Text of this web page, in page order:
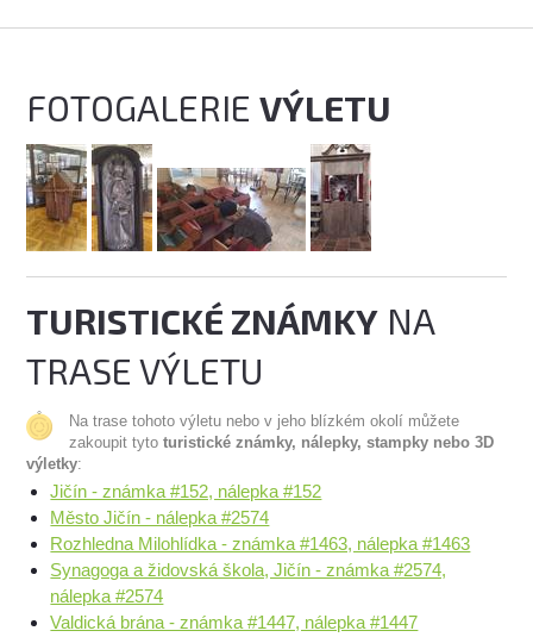
FOTOGALERIEVÝLETU
TURISTICKÉ ZNÁMKY NA
TRASE VÝLETU
Na trase tohoto výletu nebo v jeho blízkém okolí můžete
zakoupit tytoturistické známky, nálepky, stampky nebo 3D
výletky:
Jičín - známka #152, nálepka #152
Město Jičín - nálepka #2574
Rozhledna Milohlídka - známka #1463, nálepka #1463
Synagoga a židovská škola, Jičín - známka #2574,
nálepka #2574
Valdická brána - známka #1447, nálepka #1447